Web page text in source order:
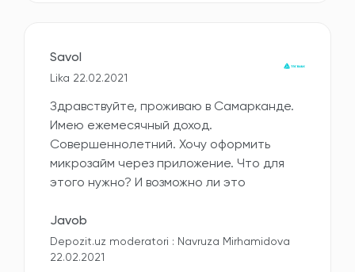
Savol
Lika 22.02.2021
Здравствуйте, проживаю в Самарканде.
Имею ежемесячный доход.
Совершеннолетний. Хочу оформить
микрозайм через приложение. Что для
этого нужно? И возможно ли это
Javob
Depozit.uz moderatori : Navruza Mirhamidova
22.02.2021